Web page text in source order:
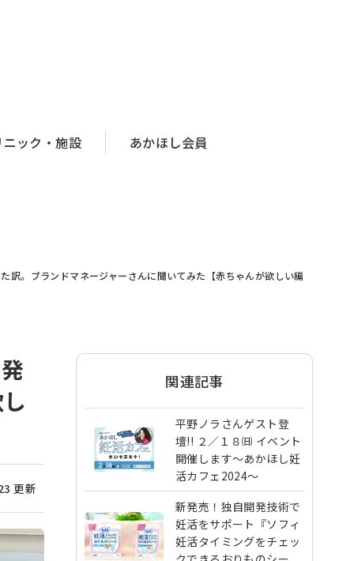
ック・施設 あかほし会員
訳。ブランドマネージャーさんに聞いてみた【赤ちゃんが欲しい編
更新
関連記事
平野ノラさんゲスト登
壇!! ２／１８㈰ イベント
開催します〜あかほし妊
活カフェ2024〜
新発売！独自開発技術で
妊活をサポート『ソフィ
妊活タイミングをチェッ